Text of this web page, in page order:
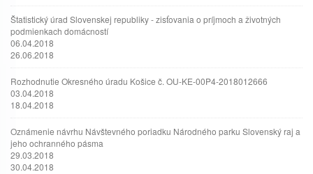
Štatistický úrad Slovenskej republiky - zisťovania o príjmoch a životných
podmienkach domácností
06.04.2018
26.06.2018
Rozhodnutie Okresného úradu Košice č. OU-KE-00P4-2018012666
03.04.2018
18.04.2018
Oznámenie návrhu Návštevného poriadku Národného parku Slovenský raj a
jeho ochranného pásma
29.03.2018
30.04.2018